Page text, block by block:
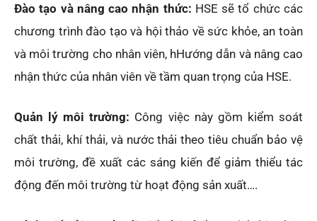
Đào tạo và nâng cao nhận thức: HSE sẽ tổ chức các
chương trình đào tạo và hội thảo về sức khỏe, an toàn
và môi trường cho nhân viên, hHướng dẫn và nâng cao
nhận thức của nhân viên về tầm quan trọng của HSE.
Quản lý môi trường: Công việc này gồm kiểm soát
chất thải, khí thải, và nước thải theo tiêu chuẩn bảo vệ
môi trường, đề xuất các sáng kiến để giảm thiểu tác
động đến môi trường từ hoạt động sản xuất….